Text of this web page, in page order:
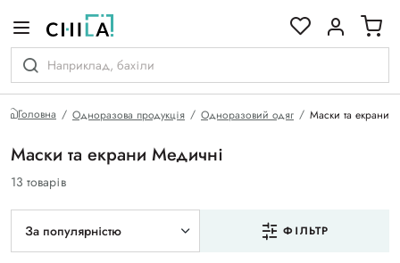
Головна Одноразова продукція Одноразовий одяг Маски та екрани
Маски та екрани Медичні
13 товарів
За популярністю ФІЛЬТР
гамі